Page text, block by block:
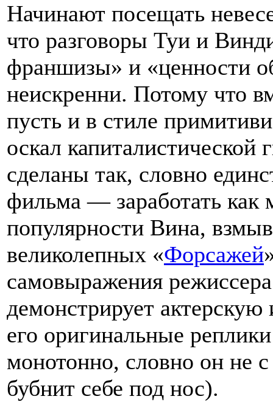
Начинают посещать
что разговоры Туи и
франшизы» и «ценности
неискренни. Потому что
пусть и в стиле
оскал
сделаны так, словно
фильма — заработать как
популярности Вина,
великолепных «Форсажей
самовыражения
демонстрирует
его оригинальные
монотонно, словно он не
бубнит себе под нос).